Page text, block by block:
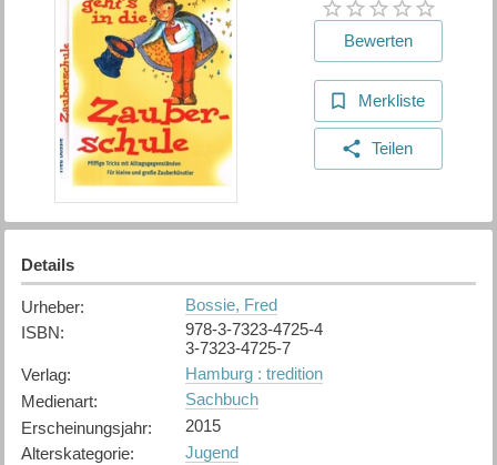
Bewerten
Merkliste
Teilen
Details
Urheber:
Bossie, Fred
ISBN:
978-3-7323-4725-4
3-7323-4725-7
Verlag:
Hamburg : tredition
Medienart:
Sachbuch
Erscheinungsjahr:
2015
Alterskategorie: Jugend